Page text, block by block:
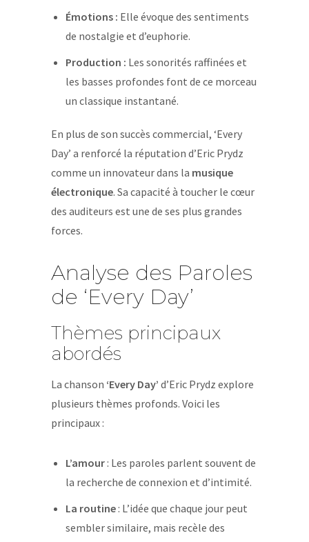
Émotions : Elle évoque des sentiments
de nostalgie et d’euphorie.
Production : Les sonorités raffinées et
les basses profondes font de ce morceau
un classique instantané.
En plus de son succès commercial, ‘Every
Day’ a renforcé la réputation d’Eric Prydz
comme un innovateur dans la musique
électronique. Sa capacité à toucher le cœur
des auditeurs est une de ses plus grandes
forces.
Analyse des Paroles
de ‘Every Day’
Thèmes principaux
abordés
La chanson ‘Every Day’ d’Eric Prydz explore
plusieurs thèmes profonds. Voici les
principaux :
L’amour: Les paroles parlent souvent de
la recherche de connexion et d’intimité.
La routine: L’idée que chaque jour peut
sembler similaire, mais recèle des